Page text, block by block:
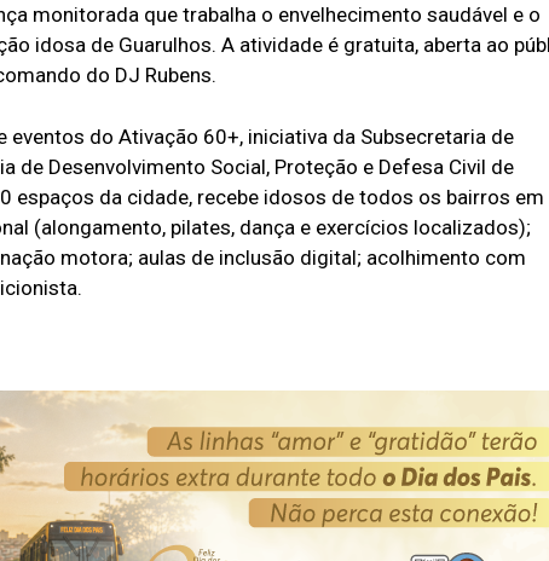
monitorada que trabalha o envelhecimento saudável e o
idosa de Guarulhos. A atividade é gratuita, aberta ao
do DJ Rubens.
eventos do Ativação 60+, iniciativa da Subsecretaria de
de Desenvolvimento Social, Proteção e Defesa Civil de
espaços da cidade, recebe idosos de todos os bairros em
(alongamento, pilates, dança e exercícios localizados);
motora; aulas de inclusão digital; acolhimento com